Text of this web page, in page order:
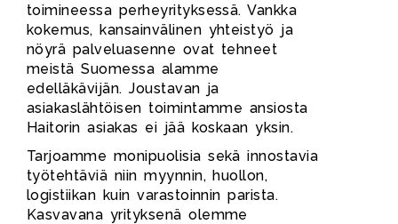
toimineessa perheyrityksessä. Vankka
kokemus, kansainvälinen yhteistyö ja
nöyrä palveluasenne ovat tehneet
meistä Suomessa alamme
edelläkävijän. Joustavan ja
asiakaslähtöisen toimintamme ansiosta
Haitorin asiakas ei jää koskaan yksin.
Tarjoamme monipuolisia sekä innostavia
työtehtäviä niin myynnin, huollon,
logistiikan kuin varastoinnin parista.
Kasvavana yrityksenä olemme